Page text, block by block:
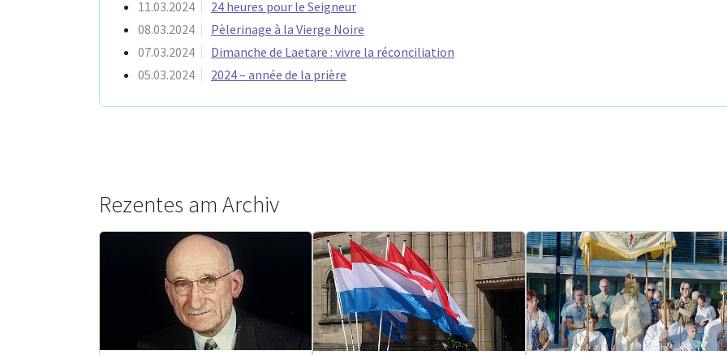
11.03.2024
24 heures pour le Seigneur
08.03.2024
Pèlerinage à la Vierge Noire
07.03.2024
Dimanche de Laetare : vivre la réconciliation
05.03.2024
2024 – année de la prière
Rezentes am Archiv